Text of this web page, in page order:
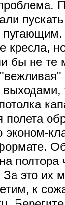
кресла,
бы не те
полтора
это их
к